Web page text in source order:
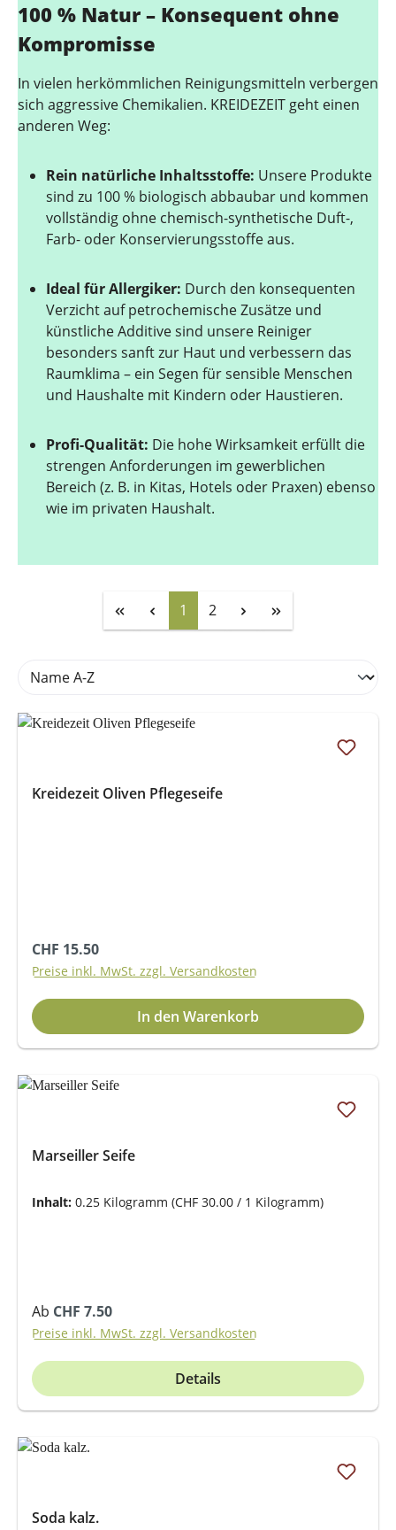
100 % Natur – Konsequent ohne
Kompromisse
In vielen herkömmlichen Reinigungsmitteln verbergen
sich aggressive Chemikalien. KREIDEZEIT geht einen
anderen Weg:
Rein natürliche Inhaltsstoffe: Unsere Produkte
sind zu 100 % biologisch abbaubar und kommen
vollständig ohne chemisch-synthetische Duft-,
Farb- oder Konservierungsstoffe aus.
Ideal für Allergiker: Durch den konsequenten
Verzicht auf petrochemische Zusätze und
künstliche Additive sind unsere Reiniger
besonders sanft zur Haut und verbessern das
Raumklima – ein Segen für sensible Menschen
und Haushalte mit Kindern oder Haustieren.
Profi-Qualität: Die hohe Wirksamkeit erfüllt die
strengen Anforderungen im gewerblichen
Bereich (z. B. in Kitas, Hotels oder Praxen) ebenso
wie im privaten Haushalt.
Seite
1 Seite
2
Kreidezeit Oliven Pflegeseife
Regulärer Preis:
CHF 15.50
Preise inkl. MwSt. zzgl. Versandkosten
In den Warenkorb
Marseiller Seife
Inhalt: 0.25 Kilogramm (CHF 30.00 / 1 Kilogramm)
Regulärer Preis:
Ab CHF 7.50
Preise inkl. MwSt. zzgl. Versandkosten
Details
Soda kalz.